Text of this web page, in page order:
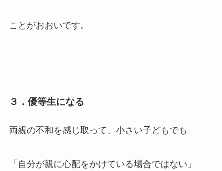
ことがおおいです。
３．優等生になる
両親の不和を感じ取って、小さい子どもでも
「自分が親に心配をかけている場合ではない」